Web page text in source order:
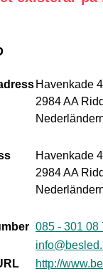
Havenkade 4
2984 AA
Havenkade 4
2984 AA
085 - 301 08
http://